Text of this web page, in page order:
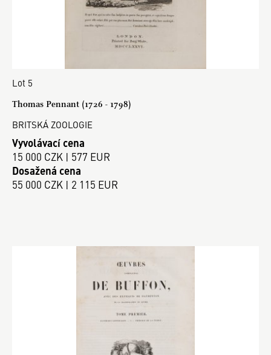
Lot 5
Thomas Pennant (1726 - 1798)
BRITSKÁ ZOOLOGIE
Vyvolávací cena
15 000 CZK | 577 EUR
Dosažená cena
55 000 CZK | 2 115 EUR